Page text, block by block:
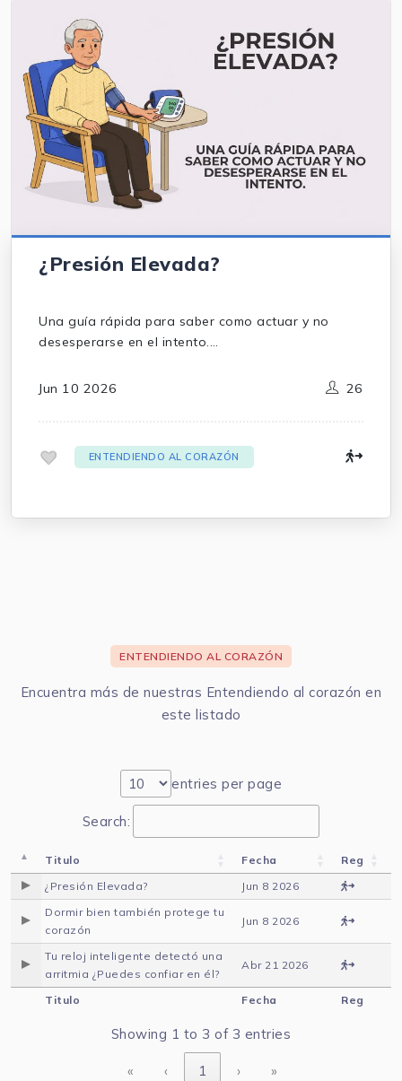
¿Presión Elevada?
Una guía rápida para saber como actuar y no
desesperarse en el intento.
en el área de enseñanza, Instituto Nacional de
Jun 10 2026 26
ENTENDIENDO AL CORAZÓN
ENTENDIENDO AL CORAZÓN
Encuentra más de nuestras Entendiendo al corazón en
este listado
entries per page
Search:
Titulo Fecha
Reg
¿Presión Elevada?
Jun 8 2026
Dormir bien también protege tu
corazón
Jun 8 2026
Tu reloj inteligente detectó una
arritmia ¿Puedes confiar en él?
Abr 21 2026
Titulo Fecha Reg
Showing 1 to 3 of 3 entries
« ‹ 1 › »